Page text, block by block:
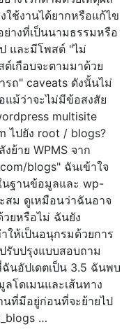
ใช้งานได้ยากหรือแก้ไข
างที่เป็นนามธรรมหรือ
และมีโพสต์ "ไม่
เกือบจะตามมาด้วย
ถ" caveats ดังนั้นไม่
แม้ว่าจะไม่มีข้อสงสัย
multisite
ไปยัง root / blogs?
ย้าย WPMS จาก
blogs" ฉันเข้าใจ
นฐานข้อมูลและ wp-
สม ดูเหมือนว่าฉันอาจ
วยหรือไม่ ฉันยัง
ห้เป็นอนุกรมด้วยการ
บปรุงแบบสอบถาม
นอัปเดตเป็น 3.5 ฉันพบ
โดเมนและเส้นทาง
ที่มีอยู่ก่อนที่จะย้ายไป
…